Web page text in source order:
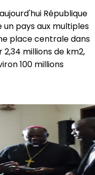
République
pays aux multiples
place centrale dans
millions de km2,
100 millions